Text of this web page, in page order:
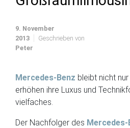
9. November
2013
Geschrieben von
Peter
Mercedes-Benz bleibt nicht
erhöhen ihre Luxus und
vielfaches.
Der Nachfolger des Mercedes-